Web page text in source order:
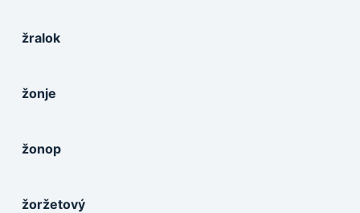
žralok
žonje
žonop
žoržetový